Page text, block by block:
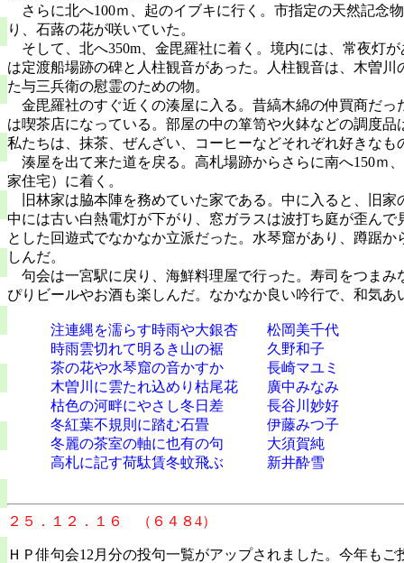
さらに北へ100ｍ、起のイブキに行く。市指定の天然記念
り、石蕗の花が咲いていた。
そして、北へ350m 、金毘羅社に着く。境内には、常夜灯
は定渡船場跡の碑と人柱観音があった。人柱観音は、木曽川
た与三兵衛の慰霊のための物。
金毘羅社のすぐ近くの湊屋に入る。昔縞木綿の仲買商だっ
は喫茶店になっている。部屋の中の箪笥や火鉢などの調度品
私たちは、抹茶、ぜんざい、コーヒーなどそれぞれ好きなも
湊屋を出て来た道を戻る。高札場跡からさらに南へ150ｍ
家住宅）に着く。
旧林家は脇本陣を務めていた家である。中に入ると、旧家
中には古い白熱電灯が下がり、窓ガラスは波打ち庭が歪んで
とした回遊式でなかなか立派だった。水琴窟があり、蹲踞
しんだ。
句会は一宮駅に戻り、海鮮料理屋で行った。寿司をつまみ
ぴりビールやお酒も楽しんだ。なかなか良い吟行で、和気
注連縄を濡らす時雨や大銀杏 松岡美千代
時雨雲切れて明るき山の裾 久野和子
茶の花や水琴窟の音かすか 長崎マユミ
木曽川に雲たれ込めり枯尾花 廣中みなみ
枯色の河畔にやさし冬日差 長谷川妙好
冬紅葉不規則に踏む石畳 伊藤みつ子
冬麗の茶室の軸に也有の句 大須賀純
高札に記す荷駄賃冬蚊飛ぶ 新井酔雪
２５．１２．１６ （６４８4）
ＨＰ俳句会12月分の投句一覧がアップされました。今年も